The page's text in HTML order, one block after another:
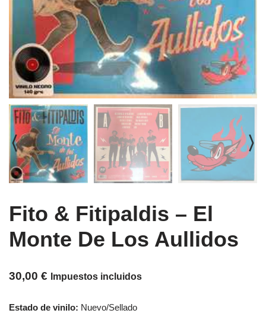
Fito & Fitipaldis ‎– El
Monte De Los Aullidos
30,00 € Impuestos incluidos
Estado de vinilo: Nuevo/Sellado